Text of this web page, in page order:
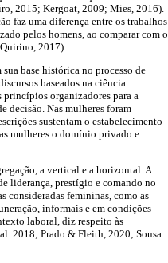
2015; Kergoat, 2009; Mies, 2016).
faz uma diferença entre os trabalhos
pelos homens, ao comparar com o
2017).
base histórica no processo de
baseados na ciência
princípios organizadores para a
decisão. Nas mulheres foram
sustentam o estabelecimento
mulheres o domínio privado e
a vertical e a horizontal. A
liderança, prestígio e comando no
consideradas femininas, como as
informais e em condições
laboral, diz respeito às
2018; Prado & Fleith, 2020; Sousa